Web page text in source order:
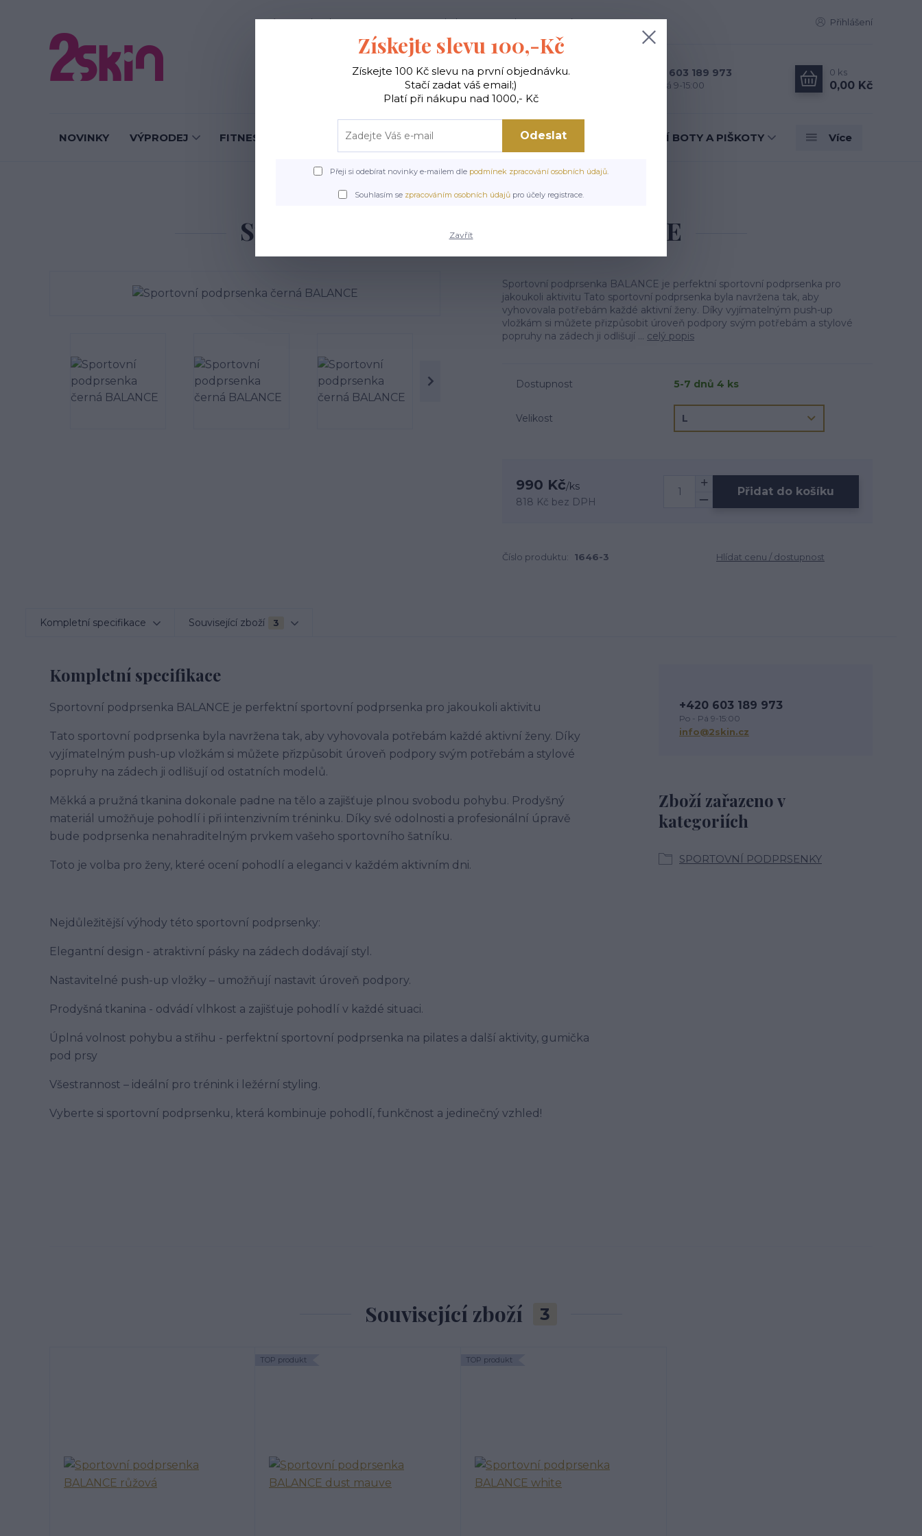
O nás Jak nakupovat Doprava a platba Kontakty Více Přihlášení
Hledat +420 603 189 973
Po - Pá 9-15:00
0 ks
0,00 Kč
NOVINKY VÝPRODEJ FITNESS LEGÍNY TOPY A TRIČKA SPORTOVNÍ PODPRSENKY TANEČNÍ BOTY A PIŠKOTY Více
SPORTOVNÍ PODPRSENKY Sportovní podprsenka černá BALANCE
Sportovní podprsenka černá BALANCE
Sportovní podprsenka BALANCE je perfektní sportovní podprsenka pro
jakoukoli aktivitu Tato sportovní podprsenka byla navržena tak, aby
vyhovovala potřebám každé aktivní ženy. Díky vyjímatelným push-up
vložkám si můžete přizpůsobit úroveň podpory svým potřebám a stylové
popruhy na zádech ji odlišují ... celý popis
Dostupnost 5-7 dnů 4 ks
Velikost
990 Kč/ks
818 Kč bez DPH
Přidat do košíku
Číslo produktu: 1646-3 Hlídat cenu / dostupnost
Kompletní specifikace Související zboží 3
Kompletní specifikace
Sportovní podprsenka BALANCE je perfektní sportovní podprsenka pro jakoukoli aktivitu
Tato sportovní podprsenka byla navržena tak, aby vyhovovala potřebám každé aktivní ženy. Díky
vyjímatelným push-up vložkám si můžete přizpůsobit úroveň podpory svým potřebám a stylové
popruhy na zádech ji odlišují od ostatních modelů.
Měkká a pružná tkanina dokonale padne na tělo a zajišťuje plnou svobodu pohybu. Prodyšný
materiál umožňuje pohodlí i při intenzivním tréninku. Díky své odolnosti a profesionální úpravě
bude podprsenka nenahraditelným prvkem vašeho sportovního šatníku.
Toto je volba pro ženy, které ocení pohodlí a eleganci v každém aktivním dni.
Nejdůležitější výhody této sportovní podprsenky:
Elegantní design - atraktivní pásky na zádech dodávají styl.
Nastavitelné push-up vložky – umožňují nastavit úroveň podpory.
Prodyšná tkanina - odvádí vlhkost a zajišťuje pohodlí v každé situaci.
Úplná volnost pohybu a střihu - perfektní sportovní podprsenka na pilates a další aktivity, gumička
pod prsy
Všestrannost – ideální pro trénink i ležérní styling.
Vyberte si sportovní podprsenku, která kombinuje pohodlí, funkčnost a jedinečný vzhled!
Zboží zařazeno v
kategoriích
SPORTOVNÍ PODPRSENKY
+420 603 189 973
Po - Pá 9-15:00
info@2skin.cz
Související zboží 3
TOP produkt TOP produkt
Získejte slevu 100,-Kč
Získejte 100 Kč slevu na první objednávku.
Stačí zadat váš email;)
Platí při nákupu nad 1000,- Kč
Odeslat
Přeji si odebírat novinky e-mailem dle podmínek zpracování osobních údajů.
Souhlasím se zpracováním osobních údajů pro účely registrace.
Zavřít